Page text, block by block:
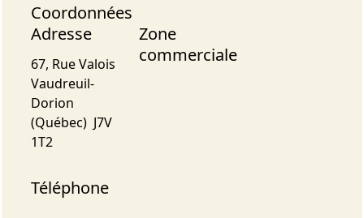
Coordonnées
Adresse
67, Rue Valois
Vaudreuil-
Dorion
(Québec) J7V
1T2
Téléphone
Zone
commerciale